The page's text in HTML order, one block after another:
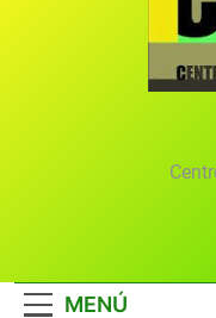
Gala 2024 en el
Textos
Francisco
convocado por el
Gala anual virtual
MENÚ